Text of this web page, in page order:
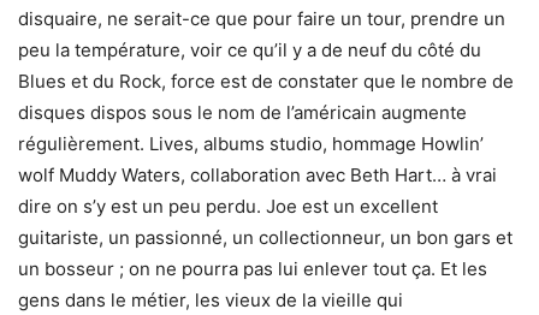
disquaire, ne serait-ce que pour faire un tour, prendre un
peu la température, voir ce qu’il y a de neuf du côté du
Blues et du Rock, force est de constater que le nombre de
disques dispos sous le nom de l’américain augmente
régulièrement. Lives, albums studio, hommage Howlin’
wolf Muddy Waters, collaboration avec Beth Hart… à vrai
dire on s’y est un peu perdu. Joe est un excellent
guitariste, un passionné, un collectionneur, un bon gars et
un bosseur ; on ne pourra pas lui enlever tout ça. Et les
gens dans le métier, les vieux de la vieille qui